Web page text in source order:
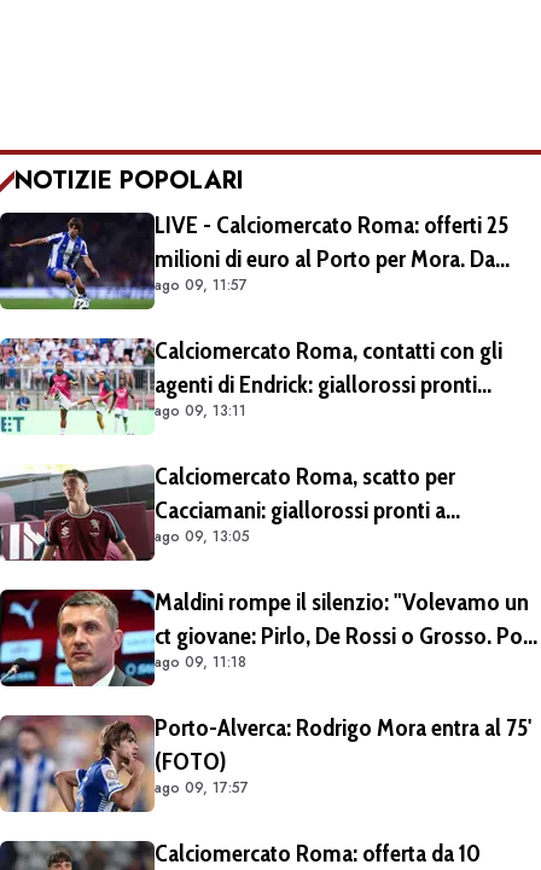
NOTIZIE POPOLARI
LIVE - Calciomercato Roma: offerti 25
milioni di euro al Porto per Mora. Da
escludere il prestito con diritto di riscatto.
ago 09, 11:57
Calciomercato Roma, contatti con gli
agenti di Endrick: giallorossi pronti
all'affondo. Aston Villa forte sul
ago 09, 13:11
Calciomercato Roma, scatto per
Cacciamani: giallorossi pronti a
migliorare l'offerta da 15 milioni di euro
ago 09, 13:05
Maldini rompe il silenzio: "Volevamo un
ct giovane: Pirlo, De Rossi o Grosso. Poi
Malagò mi ha detto: «Pirlo non si può
ago 09, 11:18
Porto-Alverca: Rodrigo Mora entra al 75'
(FOTO)
ago 09, 17:57
Calciomercato Roma: offerta da 10